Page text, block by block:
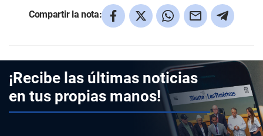
Compartir la nota:
¡Recibe las últimas noticias
en tus propias manos!